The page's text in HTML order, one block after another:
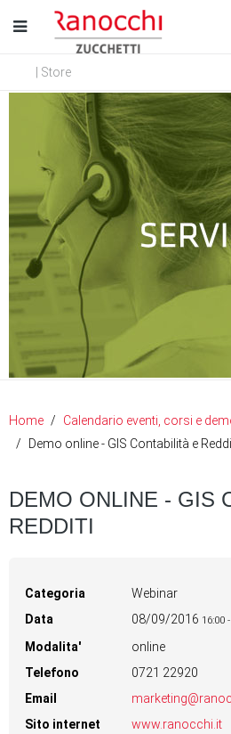
| Store
Home
Calendario eventi, corsi e
Demo online - GIS Contabilità e
DEMO ONLINE - GIS
REDDITI
Categoria
Webinar
Data
08/09/2016 16:00 -
Modalita'
online
Telefono
0721 22920
Email
Sito internet
www.ranocchi.it